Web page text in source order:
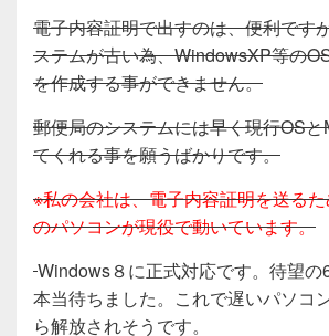
電子内容証明で出すのは、便利です
ステムが古い為、WindowsXP等の
を作成する事ができません。
郵便局のシステムには早く現行OS
てくれる事を願うばかりです。
※私の会社は、電子内容証明を送る
のパソコンが現役で動いています。
Windows８に正式対応です。待望の
本当待ちました。これで遅いパソコ
ら解放されそうです。